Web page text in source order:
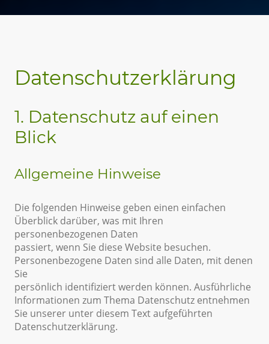
Datenschutzerklärung
1. Datenschutz auf einen
Blick
Allgemeine Hinweise
Die folgenden Hinweise geben einen einfachen
Überblick darüber, was mit Ihren
personenbezogenen Daten
passiert, wenn Sie diese Website besuchen.
Personenbezogene Daten sind alle Daten, mit denen
Sie
persönlich identifiziert werden können. Ausführliche
Informationen zum Thema Datenschutz entnehmen
Sie unserer unter diesem Text aufgeführten
Datenschutzerklärung.